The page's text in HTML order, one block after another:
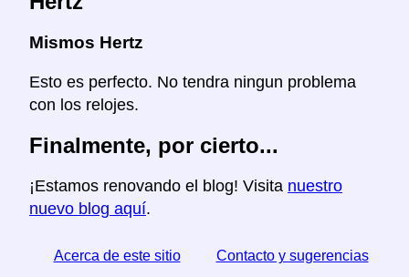
Mismos Hertz
Esto es perfecto. No tendra ningun problema
con los relojes.
Finalmente, por cierto...
¡Estamos renovando el blog! Visita nuestro
nuevo blog aquí.
Acerca de este sitio Contacto y sugerencias